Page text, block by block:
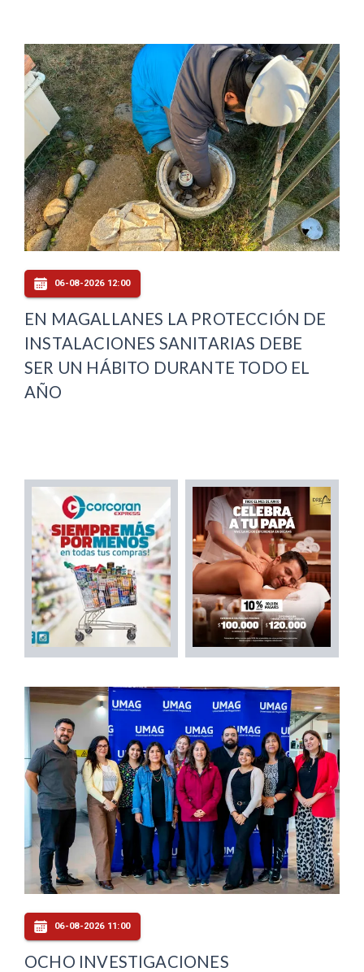
06-08-2026 12:00
EN MAGALLANES LA PROTECCIÓN DE
INSTALACIONES SANITARIAS DEBE
SER UN HÁBITO DURANTE TODO EL
AÑO
06-08-2026 11:00
OCHO INVESTIGACIONES